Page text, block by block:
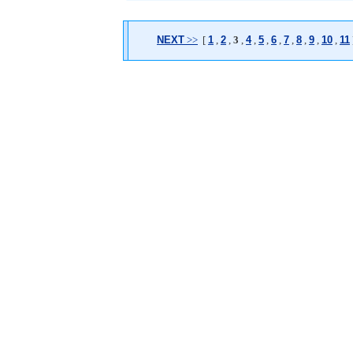
NEXT >> [ 1 , 2 , 3 , 4, 5 , 6 , 7 , 8 , 9 , 10 , 11